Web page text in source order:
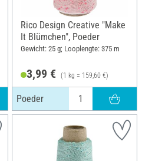
Rico Design Creative "Make
It Blümchen", Poeder
Gewicht: 25 g; Looplengte: 375 m
3,99 € (1 kg = 159,60 €)
Poeder